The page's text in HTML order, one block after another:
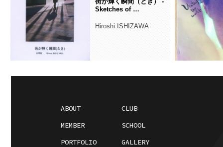
Sketches of …
Hiroshi ISHIZAWA
ABOUT
MEMBER
PORTFOLIO
CLUB
SCHOOL
GALLERY